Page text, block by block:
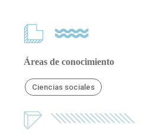
Áreas de conocimiento
Ciencias sociales